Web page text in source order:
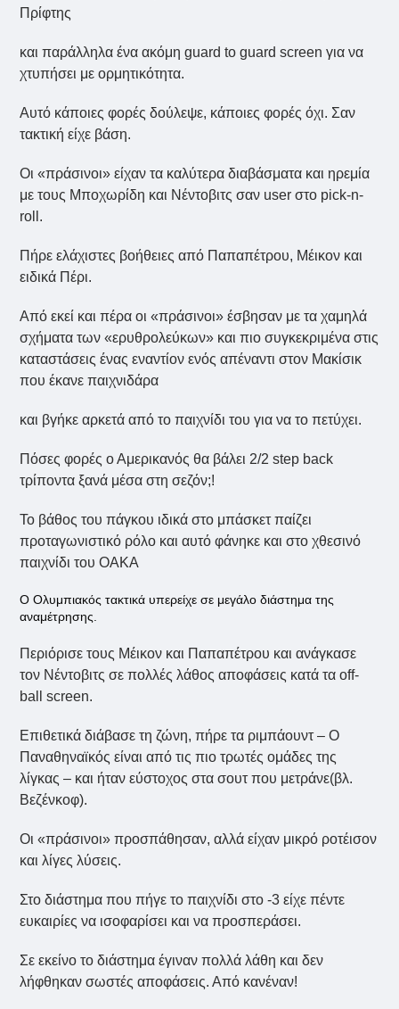
Πρίφτης
και παράλληλα ένα ακόμη guard to guard screen για να
χτυπήσει με ορμητικότητα.
Αυτό κάποιες φορές δούλεψε, κάποιες φορές όχι. Σαν
τακτική είχε βάση.
Οι «πράσινοι» είχαν τα καλύτερα διαβάσματα και ηρεμία
με τους Μποχωρίδη και Νέντοβιτς σαν user στο pick-n-
roll.
Πήρε ελάχιστες βοήθειες από Παπαπέτρου, Μέικον και
ειδικά Πέρι.
Από εκεί και πέρα οι «πράσινοι» έσβησαν με τα χαμηλά
σχήματα των «ερυθρολεύκων» και πιο συγκεκριμένα στις
καταστάσεις ένας εναντίον ενός απέναντι στον Μακίσικ
που έκανε παιχνιδάρα
και βγήκε αρκετά από το παιχνίδι του για να το πετύχει.
Πόσες φορές ο Αμερικανός θα βάλει 2/2 step back
τρίποντα ξανά μέσα στη σεζόν;!
Το βάθος του πάγκου ιδικά στο μπάσκετ παίζει
προταγωνιστικό ρόλο και αυτό φάνηκε και στο χθεσινό
παιχνίδι του ΟΑΚΑ
Ο Ολυμπιακός τακτικά υπερείχε σε μεγάλο διάστημα της
αναμέτρησης.
Περιόρισε τους Μέικον και Παπαπέτρου και ανάγκασε
τον Νέντοβιτς σε πολλές λάθος αποφάσεις κατά τα off-
ball screen.
Επιθετικά διάβασε τη ζώνη, πήρε τα ριμπάουντ – Ο
Παναθηναϊκός είναι από τις πιο τρωτές ομάδες της
λίγκας – και ήταν εύστοχος στα σουτ που μετράνε(βλ.
Βεζένκοφ).
Οι «πράσινοι» προσπάθησαν, αλλά είχαν μικρό ροτέισον
και λίγες λύσεις.
Στο διάστημα που πήγε το παιχνίδι στο -3 είχε πέντε
ευκαιρίες να ισοφαρίσει και να προσπεράσει.
Σε εκείνο το διάστημα έγιναν πολλά λάθη και δεν
λήφθηκαν σωστές αποφάσεις. Από κανέναν!